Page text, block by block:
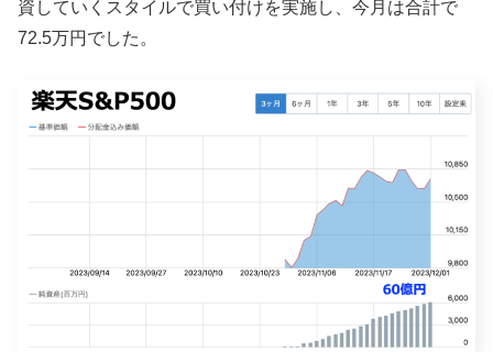
資していくスタイルで買い付けを実施し、今月は合計で
72.5万円でした。